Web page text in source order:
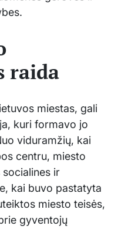
raida
miestas, gali
kuri formavo jo
viduramžių, kai
centru, miesto
ir
kai buvo pastatyta
miesto teisės,
gyventojų